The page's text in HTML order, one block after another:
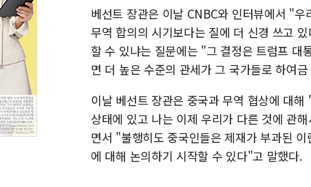
베선트 장관은 이날 CNBC와 인터뷰에서 "
무역 합의의 시기보다는 질에 더 신경 쓰고
할 수 있냐는 질문에는 "그 결정은 트럼프
면 더 높은 수준의 관세가 그 국가들로 하여
이날 베선트 장관은 중국과 무역 협상에 대
상태에 있고 나는 이제 우리가 다른 것에 관
면서 "불행히도 중국인들은 제재가 부과된
에 대해 논의하기 시작할 수 있다"고 말했다.